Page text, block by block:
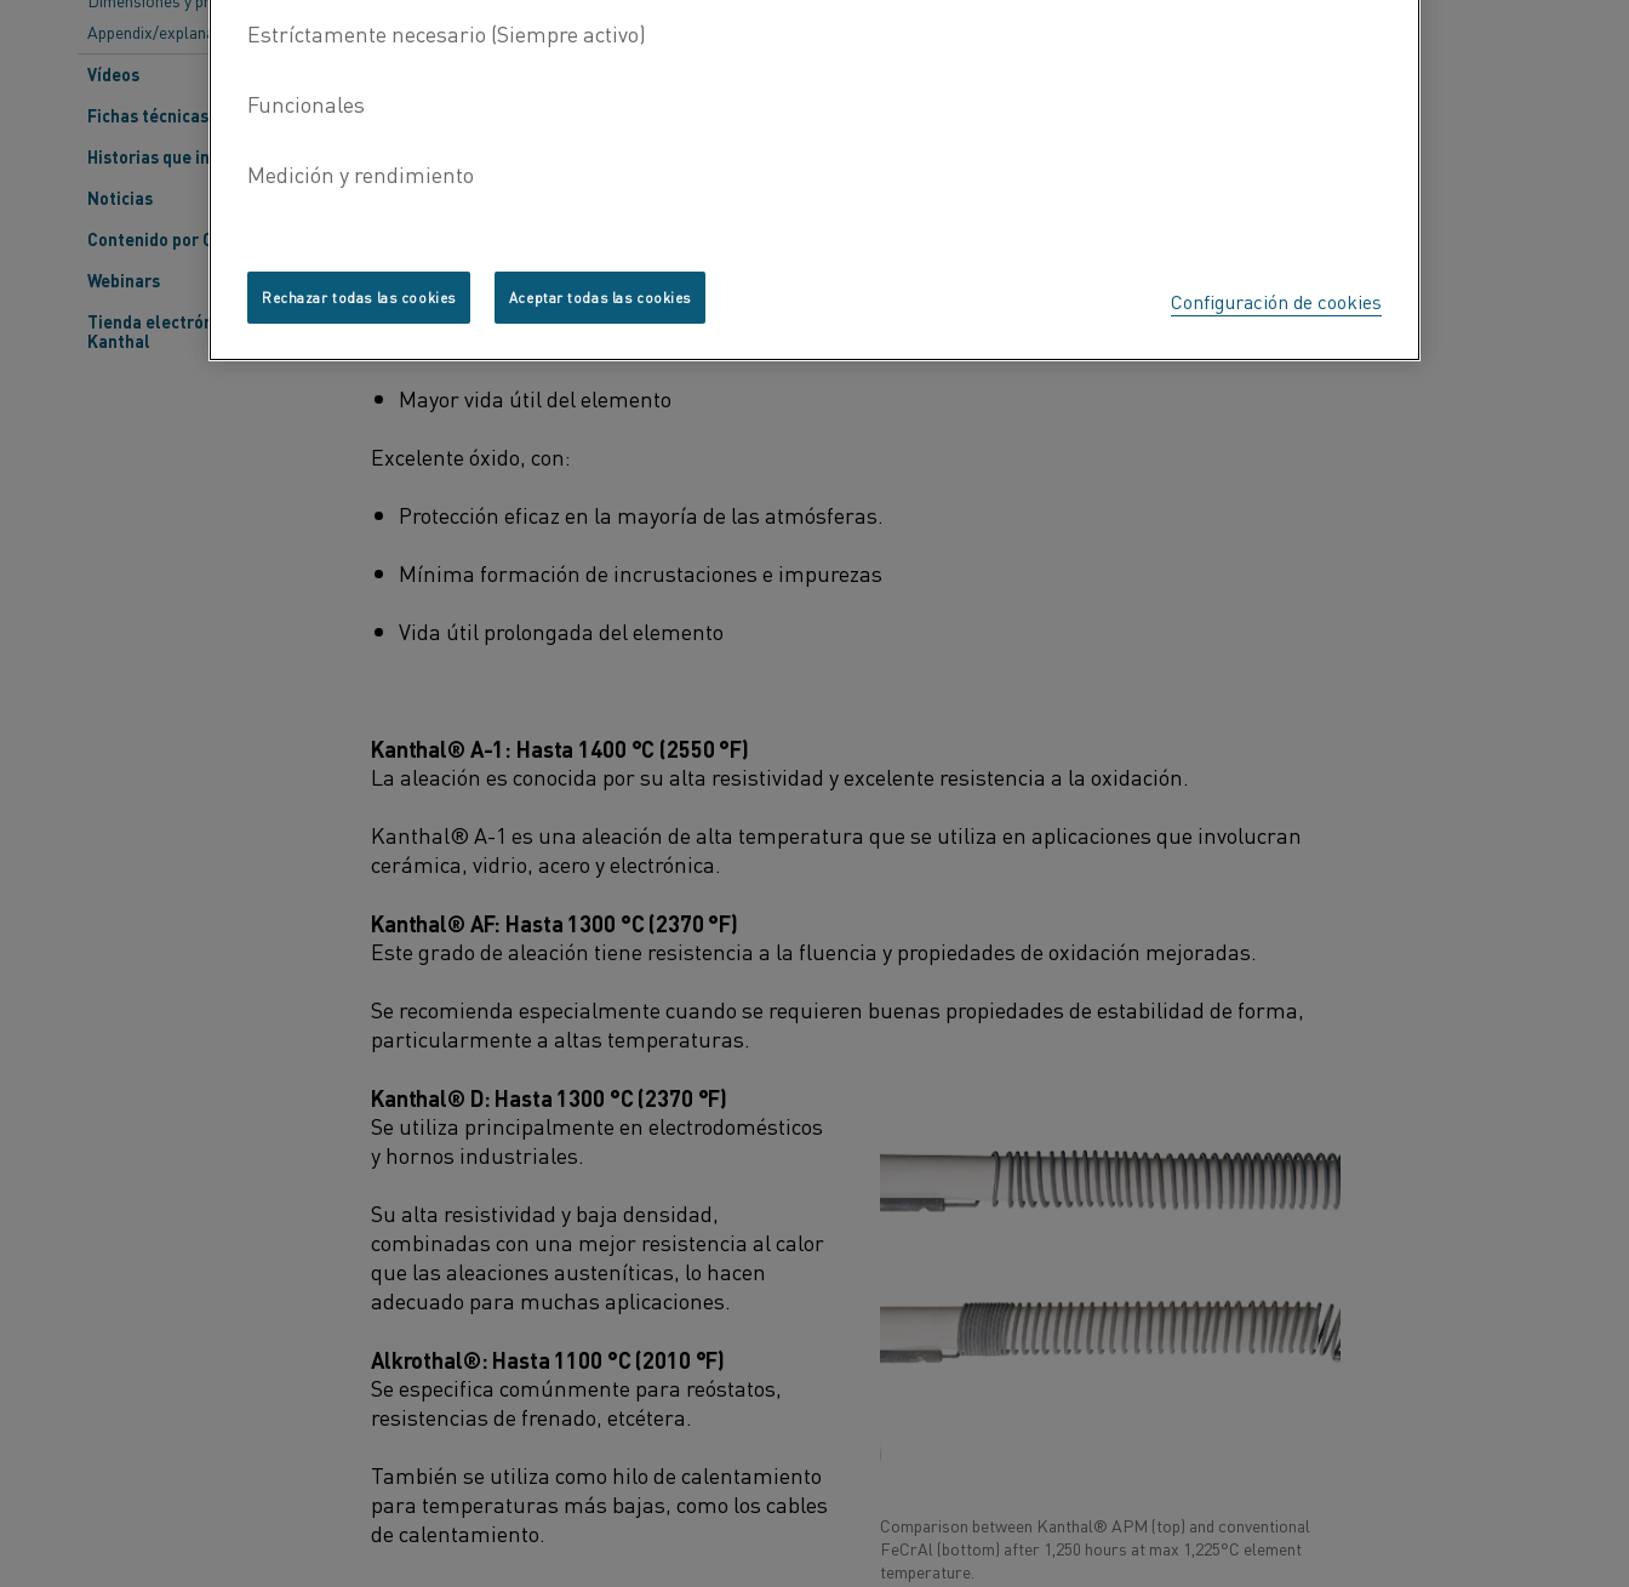
Appendix/explanations
Vídeos
Fichas técnicas de materiales
Historias que inspiran
Noticias
Contenido por Categoría
Webinars
Tienda electrónica de
Kanthal
de óxido que suelen experimentar los elementos metálicos convencionales. Además, se puede
utilizar para explorar nuevas aplicaciones donde actualmente no se utilizan elementos metálicos.
Resistencia al calor mejorada, proporcionando:
Menos necesidad de soporte del elemento
Mayor vida útil del elemento
Excelente óxido, con:
Protección eficaz en la mayoría de las atmósferas.
Mínima formación de incrustaciones e impurezas
Vida útil prolongada del elemento
Kanthal® A-1: Hasta 1400 °C (2550 °F)
La aleación es conocida por su alta resistividad y excelente resistencia a la oxidación.
Kanthal® A-1 es una aleación de alta temperatura que se utiliza en aplicaciones que involucran
cerámica, vidrio, acero y electrónica.
Kanthal® AF: Hasta 1300 °C (2370 °F)
Este grado de aleación tiene resistencia a la fluencia y propiedades de oxidación mejoradas.
Se recomienda especialmente cuando se requieren buenas propiedades de estabilidad de forma,
particularmente a altas temperaturas.
Comparison between Kanthal® APM (top) and conventional
FeCrAl (bottom) after 1,250 hours at max 1,225°C element
temperature.
Kanthal® D: Hasta 1300 °C (2370 °F)
Se utiliza principalmente en electrodomésticos
y hornos industriales.
Su alta resistividad y baja densidad,
combinadas con una mejor resistencia al calor
que las aleaciones austeníticas, lo hacen
adecuado para muchas aplicaciones.
Alkrothal®: Hasta 1100 °C (2010 °F)
Se especifica comúnmente para reóstatos,
resistencias de frenado, etcétera.
También se utiliza como hilo de calentamiento
para temperaturas más bajas, como los cables
de calentamiento.
Configuración de cookies
Rechazar todas las cookies Aceptar todas las cookies